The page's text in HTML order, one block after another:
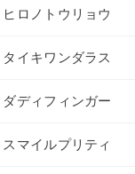
ヒロノトウリョウ
タイキワンダラス
ダディフィンガー
スマイルプリティ